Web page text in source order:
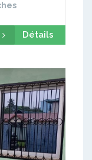
Détails